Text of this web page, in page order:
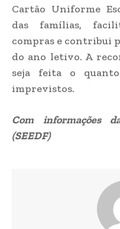
Cartão Uniforme
das famílias,
compras e contribui
do ano letivo. A
seja feita o
imprevistos.
Com informações
(SEEDF)